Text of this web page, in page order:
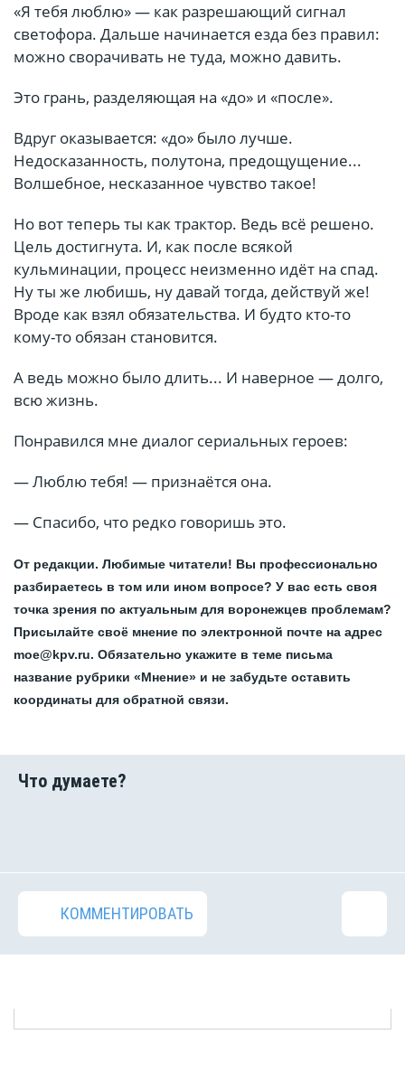
«Я тебя люблю» — как разрешающий сигнал
светофора. Дальше начинается езда без правил:
можно сворачивать не туда, можно давить.
Это грань, разделяющая на «до» и «после».
Вдруг оказывается: «до» было лучше.
Недосказанность, полутона, предощущение...
Волшебное, несказанное чувство такое!
Но вот теперь ты как трактор. Ведь всё решено.
Цель достигнута. И, как после всякой
кульминации, процесс неизменно идёт на спад.
Ну ты же любишь, ну давай тогда, действуй же!
Вроде как взял обязательства. И будто кто-то
кому-то обязан становится.
А ведь можно было длить... И наверное — долго,
всю жизнь.
Понравился мне диалог сериальных героев:
— Люблю тебя! — признаётся она.
— Спасибо, что редко говоришь это.
От редакции. Любимые читатели! Вы профессионально
разбираетесь в том или ином вопросе? У вас есть своя
точка зрения по актуальным для воронежцев проблемам?
Присылайте своё мнение по электронной почте на адрес
moe@kpv.ru. Обязательно укажите в теме письма
название рубрики «Мнение» и не забудьте оставить
координаты для обратной связи.
КОММЕНТИРОВАТЬ